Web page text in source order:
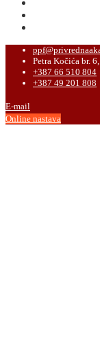
Petra Kočića br.
+387 66 510 804
+387 49 201 808
E-mail
Online nastava